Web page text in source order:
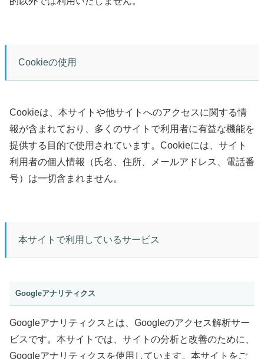
Cookieの使用
Cookieは、本サイトや他サイトへのアクセスに関する情
報が含まれており、多くのサイトで利用者に有益な機能を
提供する目的で使用されています。Cookieには、サイト
利用者の個人情報（氏名、住所、メールアドレス、電話番
号）は一切含まれません。
本サイトで利用しているサービス
Googleアナリティクス
Googleアナリティクスとは、Googleのアクセス解析サー
ビスです。本サイトでは、サイトの分析と改善のために、
Googleアナリティクスを使用しています。本サイトをご